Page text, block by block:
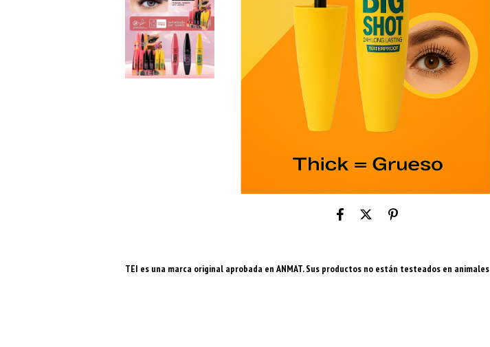
TEI es una marca original aprobada en ANMAT. Sus productos no están testeados en animales